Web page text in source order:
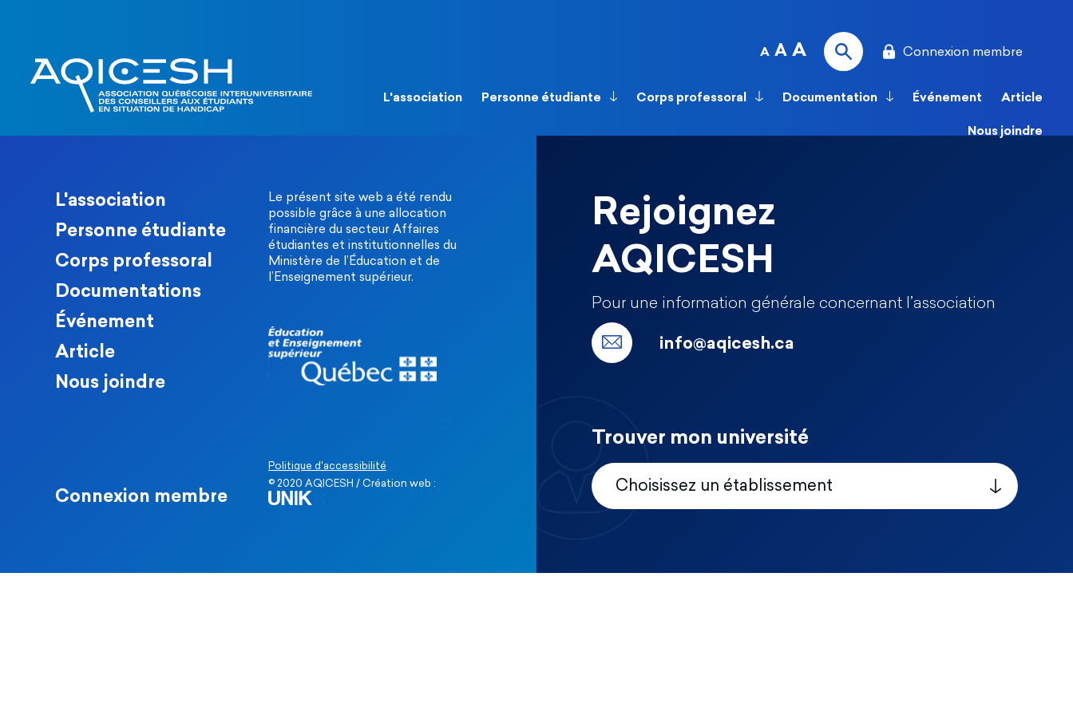
A A A Connexion membre
L'association Personne étudiante Corps professoral Documentation Événement Article
Nous joindre
L'association
Personne étudiante
Corps professoral
Documentations
Événement
Article
Nous joindre
Connexion membre
Le présent site web a été rendu
possible grâce à une allocation
financière du secteur Affaires
étudiantes et institutionnelles du
Ministère de l’Éducation et de
l’Enseignement supérieur.
Politique d'accessibilité
© 2020 AQICESH / Création web :
Rejoignez
AQICESH
Pour une information générale concernant l’association
info@aqicesh.ca
Trouver mon université
Choisissez un établissement